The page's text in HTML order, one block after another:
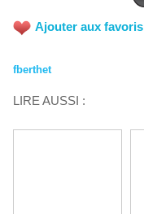
Ajouter aux favoris
fberthet
LIRE AUSSI :